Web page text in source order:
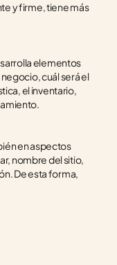
y firme, tiene más
elementos
cuál será el
el inventario,
en aspectos
nombre del sitio,
De esta forma,